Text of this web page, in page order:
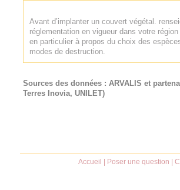
Avant d’implanter un couvert végétal.
réglementation en vigueur dans votre
en particulier à propos du choix des
modes de destruction.
Sources des données : ARVALIS et
Terres Inovia, UNILET)
Accueil | Poser une question |